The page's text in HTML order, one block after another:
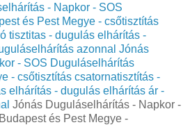
- Napkor - SOS
és Pest Megye - csőtisztítás
tisztitas - dugulás elhárítás -
azonnal Jónás
- SOS Duguláselhárítás
- csőtisztítás csatornatisztítás -
elhárítás - dugulás elhárítás ár -
Jónás Duguláselhárítás - Napkor -
és Pest Megye -